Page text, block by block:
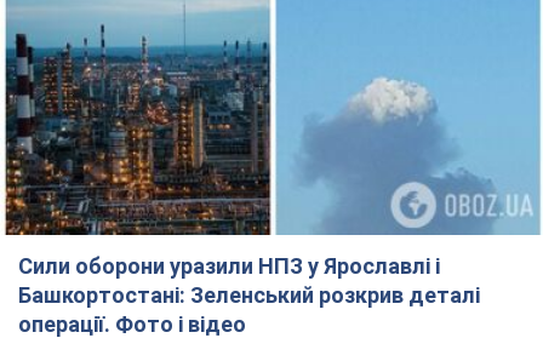
Сили оборони уразили НПЗ у Ярославлі і
Башкортостані: Зеленський розкрив деталі
операції. Фото і відео